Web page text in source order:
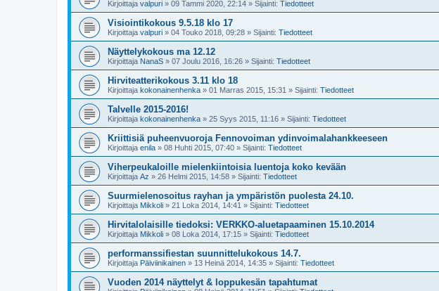
Kirjoittaja valpuri » 09 Tammi 2020, 22:14 » Sijainti: Tiedotteet
Visiointikokous 9.5.18 klo 17
Kirjoittaja valpuri » 04 Touko 2018, 09:28 » Sijainti: Tiedotteet
Näyttelykokous ma 12.12
Kirjoittaja NanaS » 07 Joulu 2016, 16:26 » Sijainti: Tiedotteet
Hirviteatterikokous 3.11 klo 18
Kirjoittaja kokonainenhenka » 01 Marras 2015, 15:31 » Sijainti: Tiedotteet
Talvelle 2015-2016!
Kirjoittaja kokonainenhenka » 25 Syys 2015, 11:16 » Sijainti: Tiedotteet
Kriittisiä puheenvuoroja Fennovoiman ydinvoimalahankkeeseen
Kirjoittaja enila » 08 Huhti 2015, 07:40 » Sijainti: Tiedotteet
Viherpeukaloille mielenkiintoisia luentoja koko kevään
Kirjoittaja Az » 26 Helmi 2015, 14:58 » Sijainti: Tiedotteet
Suurmielenosoitus rayhan ja ympäristön puolesta 24.10.
Kirjoittaja Mikkoli » 21 Loka 2014, 14:41 » Sijainti: Tiedotteet
Hirvitalolaisille tiedoksi: VERKKO-aluetapaaminen 15.10.2014
Kirjoittaja Mikkoli » 08 Loka 2014, 17:15 » Sijainti: Tiedotteet
performanssifiestan suunnittelukokous 14.7.
Kirjoittaja Päiviinikainen » 13 Heinä 2014, 14:35 » Sijainti: Tiedotteet
Vuoden 2014 näyttelyt & loppukesän tapahtumat